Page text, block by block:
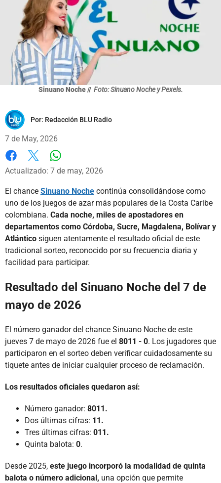
Sinuano Noche // Foto: Sinuano Noche y Pexels.
Por: Redacción BLU Radio
7 de May, 2026
Facebook
X
Actualizado: 7 de may, 2026
El chance Sinuano Noche continúa consolidándose como
uno de los juegos de azar más populares de la Costa Caribe
colombiana. Cada noche, miles de apostadores en
departamentos como Córdoba, Sucre, Magdalena, Bolívar y
Atlántico siguen atentamente el resultado oficial de este
tradicional sorteo, reconocido por su frecuencia diaria y
facilidad para participar.
Resultado del Sinuano Noche del 7 de
mayo de 2026
El número ganador del chance Sinuano Noche de este
jueves 7 de mayo de 2026 fue el 8011 - 0. Los jugadores que
participaron en el sorteo deben verificar cuidadosamente su
tiquete antes de iniciar cualquier proceso de reclamación.
Los resultados oficiales quedaron así:
Número ganador: 8011.
Dos últimas cifras: 11.
Tres últimas cifras: 011.
Quinta balota: 0.
Desde 2025, este juego incorporó la modalidad de quinta
balota o número adicional, una opción que permite